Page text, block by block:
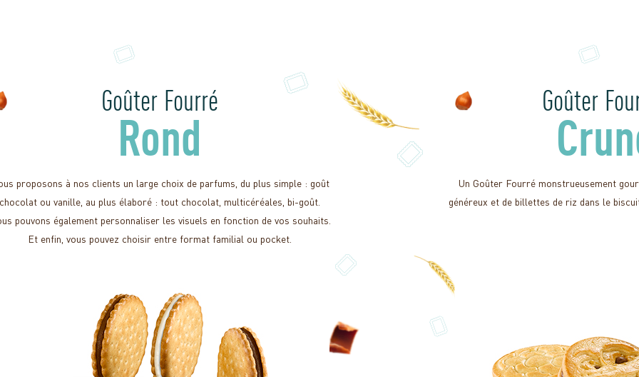
Goûter Fourré
Rond
proposons à nos clients un large choix de parfums, du plus simple : goût
chocolat ou vanille, au plus élaboré : tout chocolat, multicéréales, bi-goût.
pouvons également personnaliser les visuels en fonction de vos souhaits.
Et enfin, vous pouvez choisir entre format familial ou pocket.
Goûter
Un Goûter Fourré monstrueusement
généreux et de billettes de riz dans le